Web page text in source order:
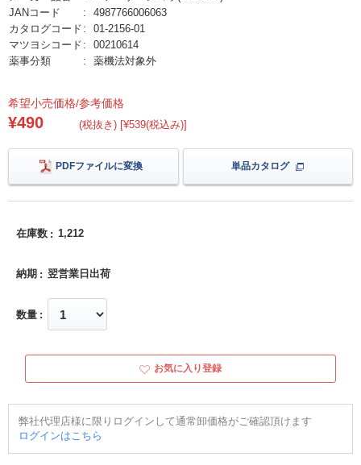
JANコード
4987766006063
カタログコード
01-2156-01
マツヨシコード
00210614
薬事分類
薬機法対象外
希望小売価格/参考価格
¥490 (税抜き) [¥539(税込み)]
PDFファイルに変換 単品カタログ
在庫数 1,212
納期 翌営業日出荷
数量
お気に入り登録
弊社代理店様に限りログインして通常卸価格がご確認頂けます
ログインはこちら